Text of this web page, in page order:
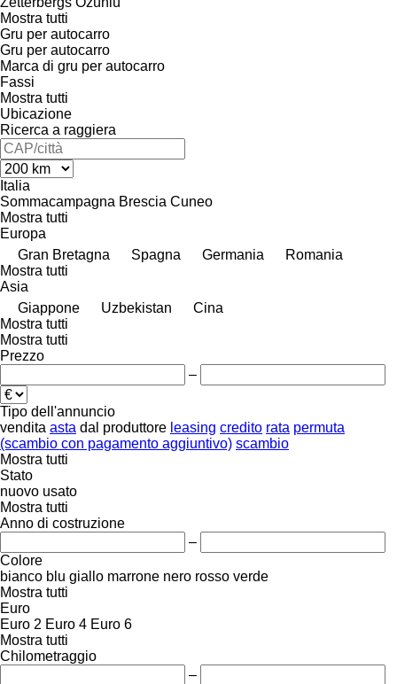
Mostra tutti
Gru per autocarro
Gru per autocarro
Marca di gru per autocarro
Fassi
Mostra tutti
Ubicazione
Ricerca a raggiera
Italia
Sommacampagna Brescia Cuneo
Mostra tutti
Europa
Gran Bretagna
Spagna Germania
Romania
Mostra tutti
Asia
Giappone
Uzbekistan
Cina
Mostra tutti
Mostra tutti
Prezzo
–
Tipo dell'annuncio
vendita asta dal produttore leasing credito rata permuta
(scambio con pagamento aggiuntivo) scambio
Mostra tutti
Stato
nuovo usato
Mostra tutti
Anno di costruzione
–
Colore
bianco blu giallo marrone nero rosso verde
Mostra tutti
Euro
Euro 2 Euro 4 Euro 6
Mostra tutti
Chilometraggio
–